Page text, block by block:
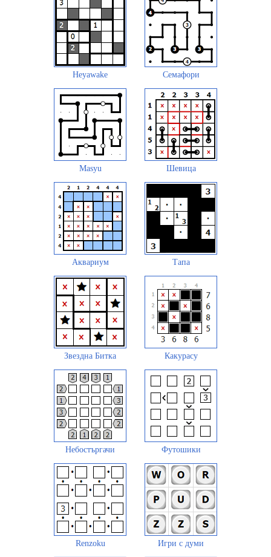
Heyawake Семафори
Masyu Шевица
Аквариум Тапа
Звездна Битка Какурасу
Небостъргачи Футошики
Renzoku Игри с думи